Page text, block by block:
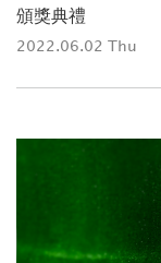
頒獎典禮
2022.06.02 Thu